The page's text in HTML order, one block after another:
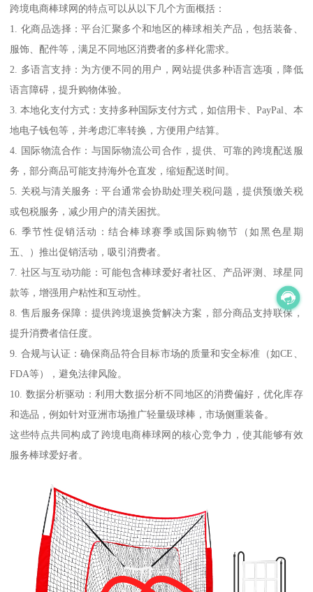
跨境电商棒球网的特点可以从以下几个方面概括：
1. 化商品选择：平台汇聚多个和地区的棒球相关产品，包括装备、
服饰、配件等，满足不同地区消费者的多样化需求。
2. 多语言支持：为方便不同的用户，网站提供多种语言选项，降低
语言障碍，提升购物体验。
3. 本地化支付方式：支持多种国际支付方式，如信用卡、PayPal、本
地电子钱包等，并考虑汇率转换，方便用户结算。
4. 国际物流合作：与国际物流公司合作，提供、可靠的跨境配送服
务，部分商品可能支持海外仓直发，缩短配送时间。
5. 关税与清关服务：平台通常会协助处理关税问题，提供预缴关税
或包税服务，减少用户的清关困扰。
6. 季节性促销活动：结合棒球赛季或国际购物节（如黑色星期
五、）推出促销活动，吸引消费者。
7. 社区与互动功能：可能包含棒球爱好者社区、产品评测、球星同
款等，增强用户粘性和互动性。
8. 售后服务保障：提供跨境退换货解决方案，部分商品支持联保，
提升消费者信任度。
9. 合规与认证：确保商品符合目标市场的质量和安全标准（如CE、
FDA等），避免法律风险。
10. 数据分析驱动：利用大数据分析不同地区的消费偏好，优化库存
和选品，例如针对亚洲市场推广轻量级球棒，市场侧重装备。
这些特点共同构成了跨境电商棒球网的核心竞争力，使其能够有效
服务棒球爱好者。